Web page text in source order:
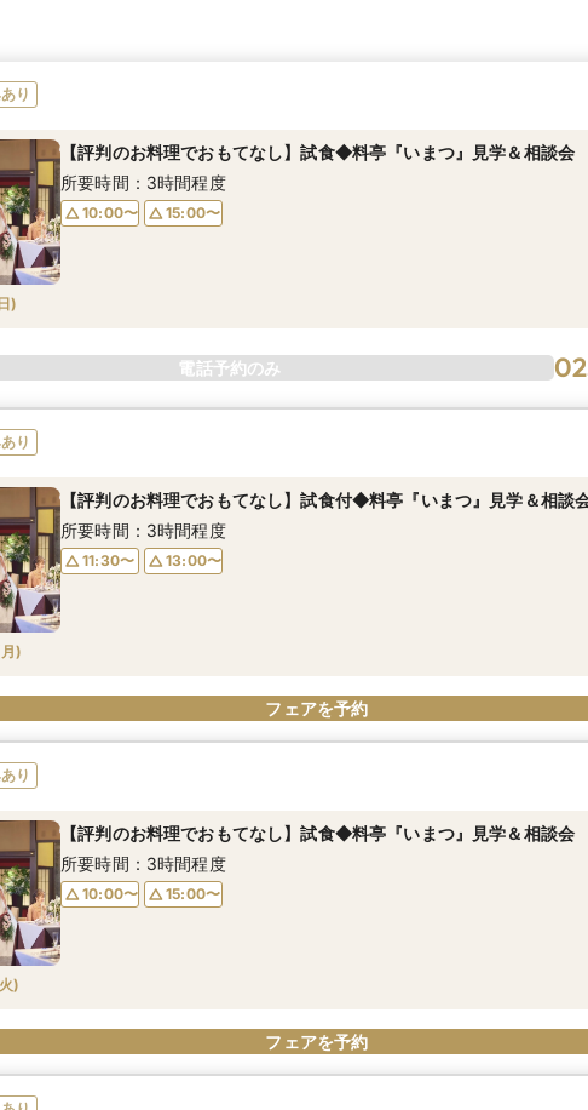
り
日)
【評判のお料理でおもてなし】試食◆料亭『いまつ』見学＆相談会
所要時間：3時間程度
10:00〜 15:00〜
電話予約のみ
り
月)
【評判のお料理でおもてなし】試食付◆料亭『いまつ』見学＆相談
所要時間：3時間程度
11:30〜 13:00〜
フェアを予約
り
火)
【評判のお料理でおもてなし】試食◆料亭『いまつ』見学＆相談会
所要時間：3時間程度
10:00〜 15:00〜
フェアを予約